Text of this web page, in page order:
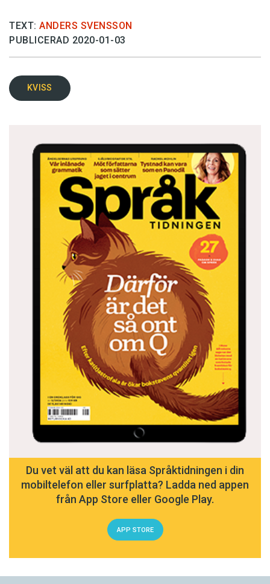
TEXT: ANDERS SVENSSON
PUBLICERAD 2020-01-03
KVISS
Du vet väl att du kan läsa Språktidningen i din
mobiltelefon eller surfplatta? Ladda ned appen
från App Store eller Google Play.
APP STORE